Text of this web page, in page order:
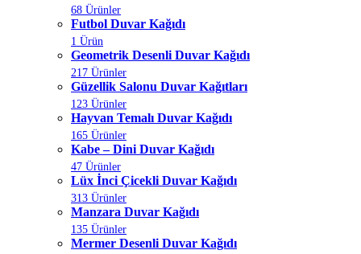
68 Ürünler
Futbol Duvar Kağıdı
1 Ürün
Geometrik Desenli Duvar Kağıdı
217 Ürünler
Güzellik Salonu Duvar Kağıtları
123 Ürünler
Hayvan Temalı Duvar Kağıdı
165 Ürünler
Kabe – Dini Duvar Kağıdı
47 Ürünler
Lüx İnci Çicekli Duvar Kağıdı
313 Ürünler
Manzara Duvar Kağıdı
135 Ürünler
Mermer Desenli Duvar Kağıdı